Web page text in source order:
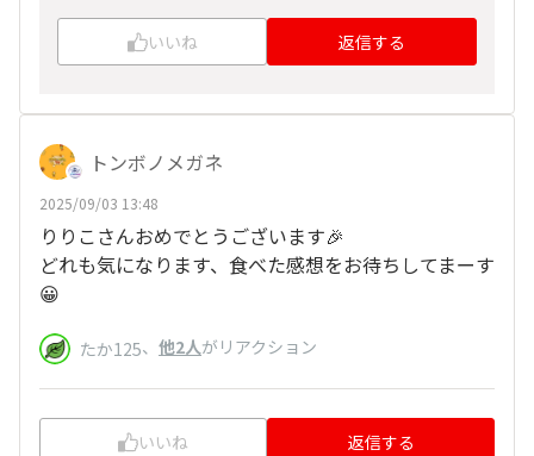
いいね 返信する
トンボノメガネ
2025/09/03 13:48
りりこさんおめでとうございます🎉
どれも気になります、食べた感想をお待ちしてまーす
😀
たか125、 他2人がリアクション
いいね 返信する